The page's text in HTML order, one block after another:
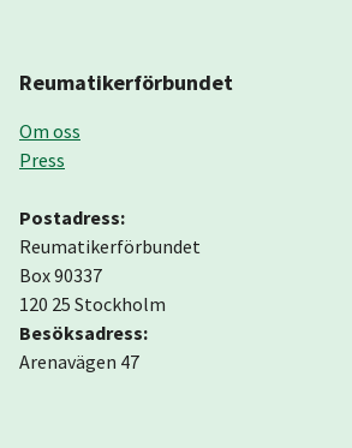
Reumatikerförbundet
Om oss
Press
Postadress:
Reumatikerförbundet
Box 90337
120 25 Stockholm
Besöksadress:
Arenavägen 47